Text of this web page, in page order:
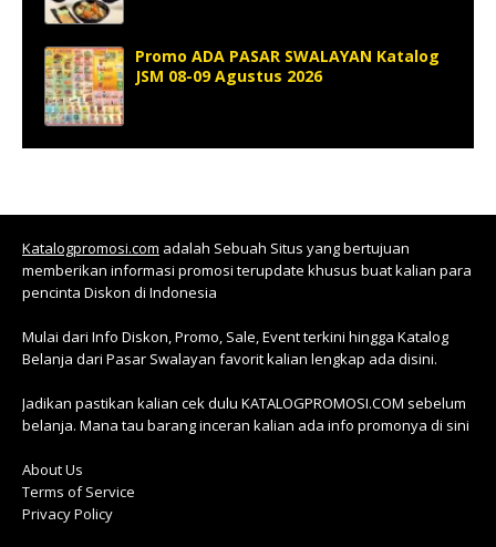
Promo ADA PASAR SWALAYAN Katalog
JSM 08-09 Agustus 2026
Katalogpromosi.com adalah Sebuah Situs yang bertujuan
memberikan informasi promosi terupdate khusus buat kalian para
pencinta Diskon di Indonesia
Mulai dari Info Diskon, Promo, Sale, Event terkini hingga Katalog
Belanja dari Pasar Swalayan favorit kalian lengkap ada disini.
Jadikan pastikan kalian cek dulu KATALOGPROMOSI.COM sebelum
belanja. Mana tau barang inceran kalian ada info promonya di sini
About Us
Terms of Service
Privacy Policy